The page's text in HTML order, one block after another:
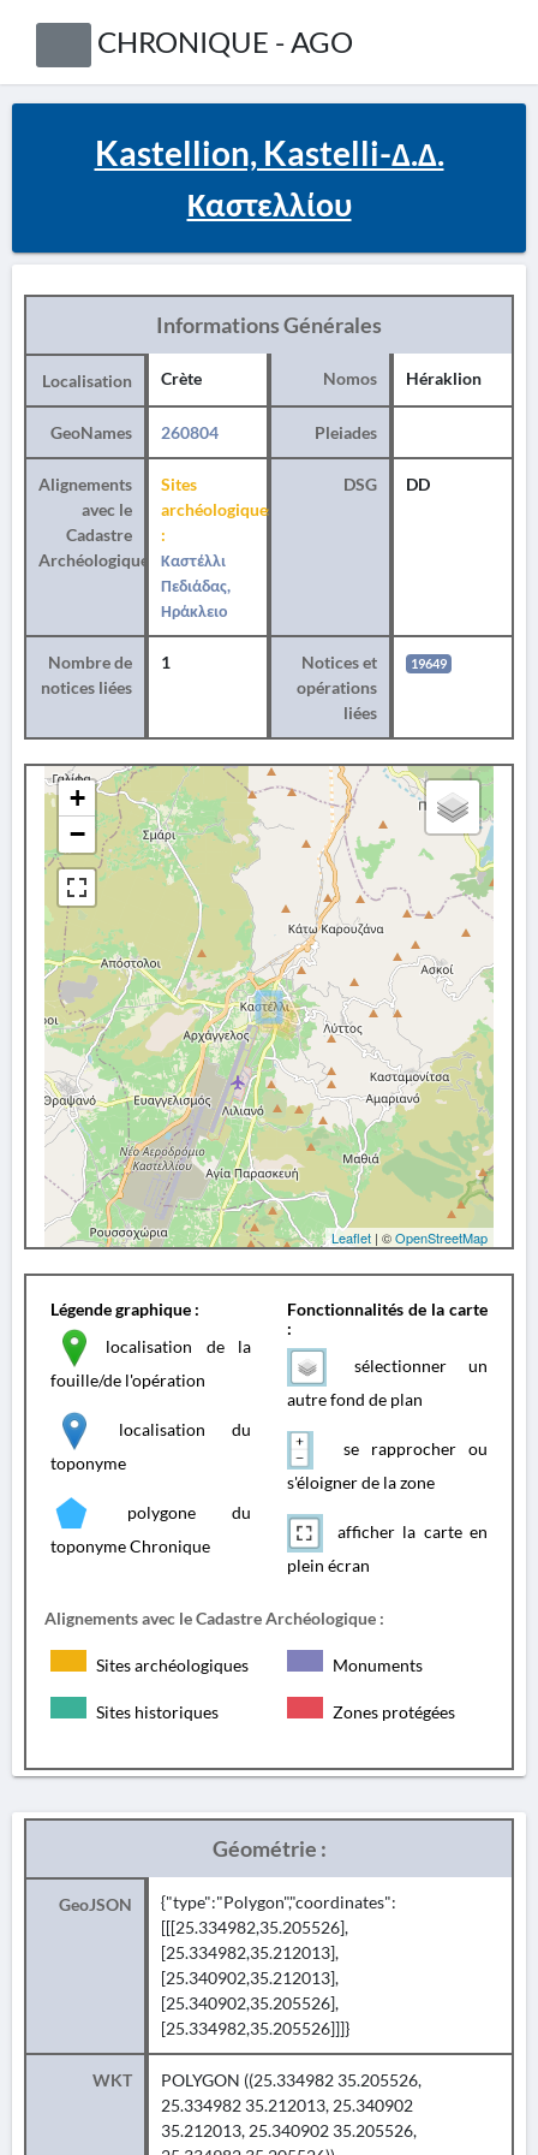
CHRONIQUE - AGO
Kastellion, Kastelli-Δ.Δ.
Καστελλίου
Informations Générales
Localisation Crète Nomos Héraklion
GeoNames 260804 Pleiades
Alignements
avec le
Cadastre
Archéologique
Sites
archéologiques
:
Καστέλλι
Πεδιάδας,
Ηράκλειο
DSG DD
Nombre de
notices liées
1
Notices et
opérations
liées
19649
+
−
Leaflet | ©OpenStreetMap
Légende graphique :
localisation de la
fouille/de l'opération
localisation du
toponyme
polygone du
toponyme Chronique
Fonctionnalités de la carte
:
sélectionner un
autre fond de plan
se rapprocher ou
s'éloigner de la zone
afficher la carte en
plein écran
Alignements avec le Cadastre Archéologique :
Sites archéologiques Monuments
Sites historiques Zones protégées
Géométrie :
GeoJSON
{"type":"Polygon","coordinates":
[[[25.334982,35.205526],
[25.334982,35.212013],
[25.340902,35.212013],
[25.340902,35.205526],
[25.334982,35.205526]]]}
WKT
POLYGON ((25.334982 35.205526,
25.334982 35.212013, 25.340902
35.212013, 25.340902 35.205526,